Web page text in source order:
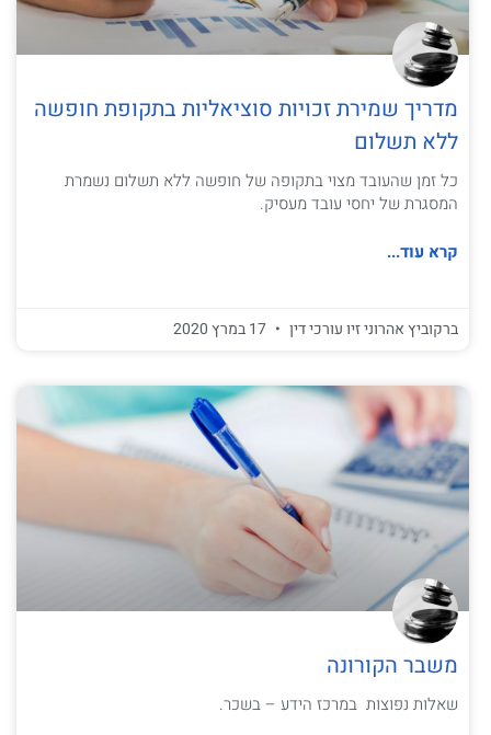
מדריך שמירת זכויות סוציאליות בתקופת חופשה
ללא תשלום
כל זמן שהעובד מצוי בתקופה של חופשה ללא תשלום נשמרת
המסגרת של יחסי עובד מעסיק.
קרא עוד...
ברקוביץ אהרוני זיו עורכי דין
משבר הקורונה
שאלות נפוצות במרכז הידע – בשכר.